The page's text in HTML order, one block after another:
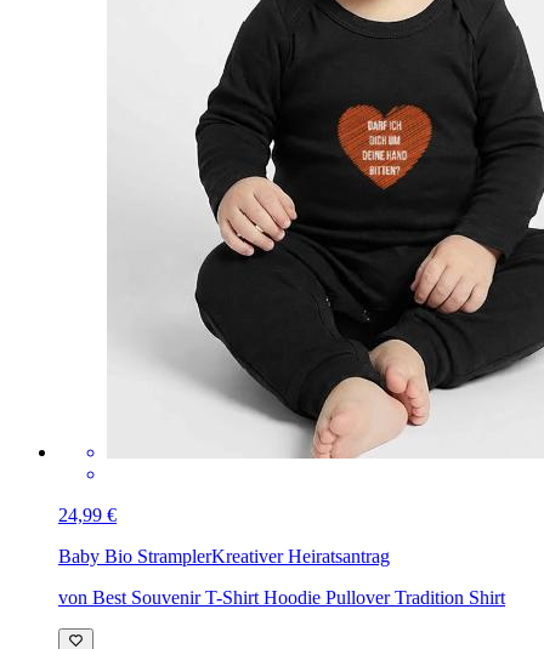
24,99 €
Baby Bio StramplerKreativer Heiratsantrag
von Best Souvenir T-Shirt Hoodie Pullover Tradition Shirt